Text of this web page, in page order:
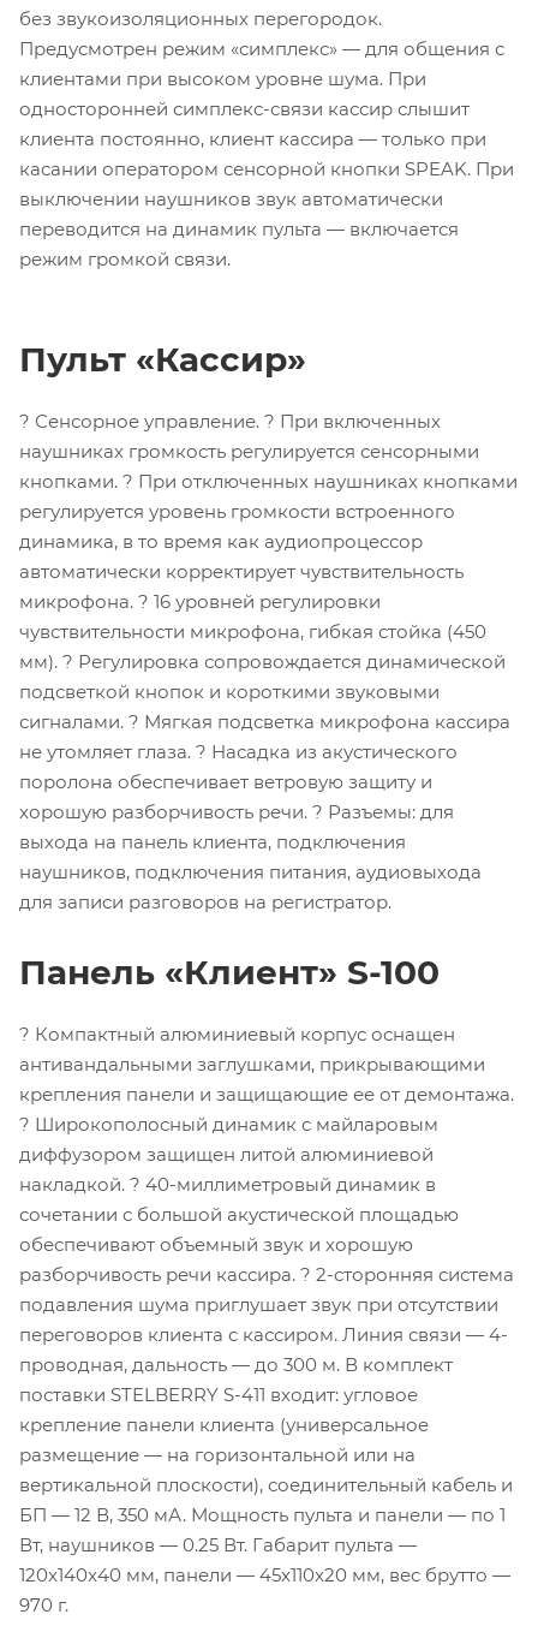
без звукоизоляционных перегородок.
Предусмотрен режим «симплекс» — для общения с
клиентами при высоком уровне шума. При
односторонней симплекс-связи кассир слышит
клиента постоянно, клиент кассира — только при
касании оператором сенсорной кнопки SPEAK. При
выключении наушников звук автоматически
переводится на динамик пульта — включается
режим громкой связи.
Пульт «Кассир»
? Сенсорное управление. ? При включенных
наушниках громкость регулируется сенсорными
кнопками. ? При отключенных наушниках кнопками
регулируется уровень громкости встроенного
динамика, в то время как аудиопроцессор
автоматически корректирует чувствительность
микрофона. ? 16 уровней регулировки
чувствительности микрофона, гибкая стойка (450
мм). ? Регулировка сопровождается динамической
подсветкой кнопок и короткими звуковыми
сигналами. ? Мягкая подсветка микрофона кассира
не утомляет глаза. ? Насадка из акустического
поролона обеспечивает ветровую защиту и
хорошую разборчивость речи. ? Разъемы: для
выхода на панель клиента, подключения
наушников, подключения питания, аудиовыхода
для записи разговоров на регистратор.
Панель «Клиент» S-100
? Компактный алюминиевый корпус оснащен
антивандальными заглушками, прикрывающими
крепления панели и защищающие ее от демонтажа.
? Широкополосный динамик с майларовым
диффузором защищен литой алюминиевой
накладкой. ? 40-миллиметровый динамик в
сочетании с большой акустической площадью
обеспечивают объемный звук и хорошую
разборчивость речи кассира. ? 2-сторонняя система
подавления шума приглушает звук при отсутствии
переговоров клиента с кассиром. Линия связи — 4-
проводная, дальность — до 300 м. В комплект
поставки STELBERRY S-411 входит: угловое
крепление панели клиента (универсальное
размещение — на горизонтальной или на
вертикальной плоскости), соединительный кабель и
БП — 12 В, 350 мА. Мощность пульта и панели — по 1
Вт, наушников — 0.25 Вт. Габарит пульта —
120x140x40 мм, панели — 45x110x20 мм, вес брутто —
970 г.